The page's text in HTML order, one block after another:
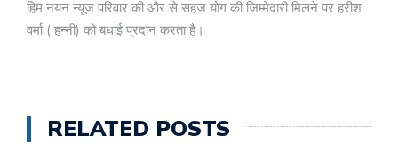
हिम नयन न्यूज परिवार की और से सहज योग की जिम्मेदारी मिलने पर हरीश
वर्मा ( हन्नी) को बधाई प्रदान करता है।
RELATED POSTS